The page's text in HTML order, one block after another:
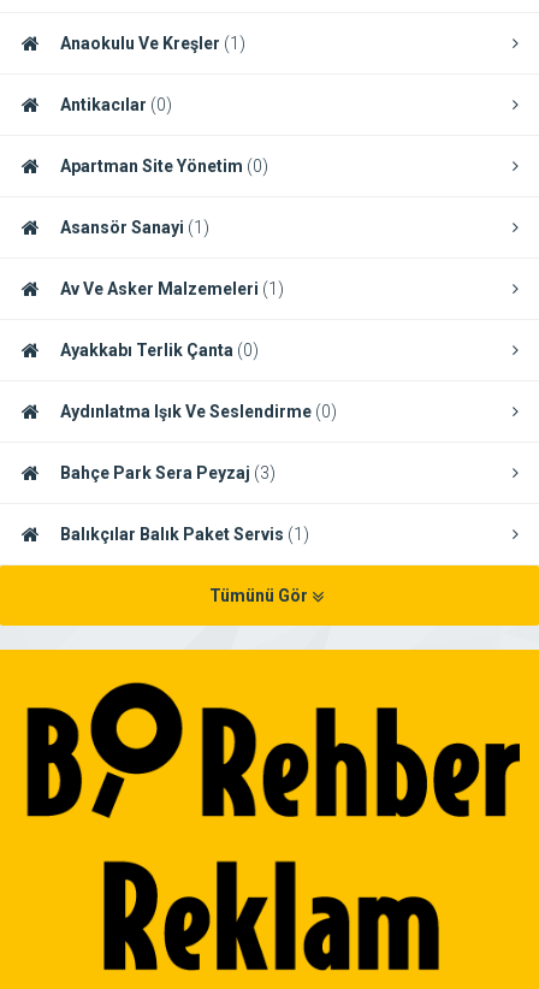
Anaokulu Ve Kreşler (1)
Antikacılar (0)
Apartman Site Yönetim (0)
Asansör Sanayi (1)
Av Ve Asker Malzemeleri (1)
Ayakkabı Terlik Çanta (0)
Aydınlatma Işık Ve Seslendirme (0)
Bahçe Park Sera Peyzaj (3)
Balıkçılar Balık Paket Servis (1)
Tümünü Gör